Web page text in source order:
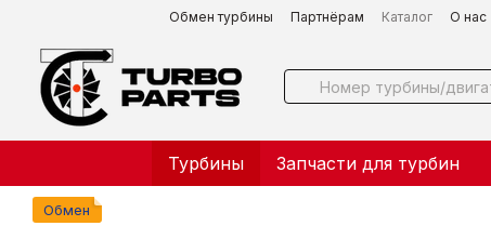
Перейти к основному контенту
Обмен турбины Партнёрам Каталог О нас
Турбины Запчасти для турбин
Обмен